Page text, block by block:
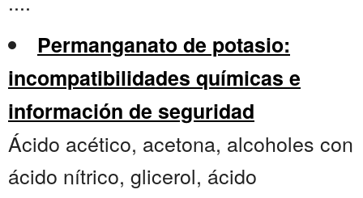
Permanganato de potasio:
incompatibilidades químicas e
información de seguridad
Ácido acético, acetona, alcoholes con
ácido nítrico, glicerol, ácido